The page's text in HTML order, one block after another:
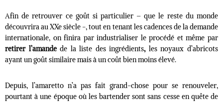
Afin de retrouver ce goût si particulier – que le reste du monde
découvrira au XXe siècle -, tout en tenant les cadences de la demande
internationale, on finira par industrialiser le procédé et même par
retirer l’amandede la liste des ingrédients,les noyaux d’abricots
ayant un goût similaire mais à un coût bien moins élevé.
Depuis, l’amaretto n’a pas fait grand-chose pour se renouveler,
pourtant à une époque où les bartender sont sans cesse en quête de